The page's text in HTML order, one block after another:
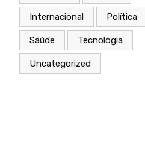
Internacional Política
Saúde Tecnologia
Uncategorized